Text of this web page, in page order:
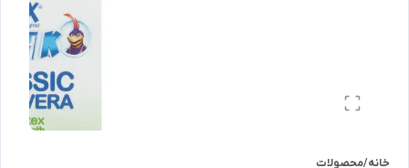
خانه/محصولات